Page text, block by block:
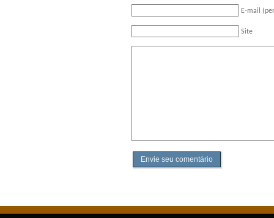
E-mail
Site
Envie seu comentário